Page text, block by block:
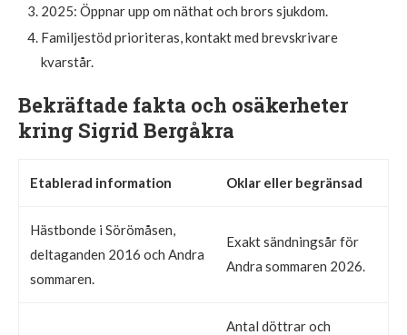
2025: Öppnar upp om näthat och brors sjukdom.
Familjestöd prioriteras, kontakt med brevskrivare
kvarstår.
Bekräftade fakta och osäkerheter
kring Sigrid Bergåkra
Etablerad information Oklar eller begränsad
Hästbonde i Sörömåsen,
deltaganden 2016 och Andra
sommaren.
Exakt sändningsår för
Andra sommaren 2026.
Antal döttrar och